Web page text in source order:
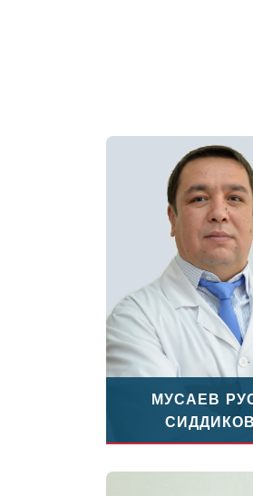
МУСАЕВ